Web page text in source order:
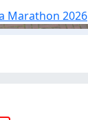
Marathon 2026